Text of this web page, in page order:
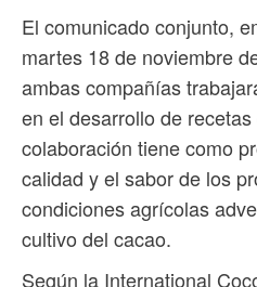
El comunicado conjunto,
martes 18 de noviembre
ambas compañías
en el desarrollo de
colaboración tiene como
calidad y el sabor de los
condiciones agrícolas
cultivo del cacao.
Según la International